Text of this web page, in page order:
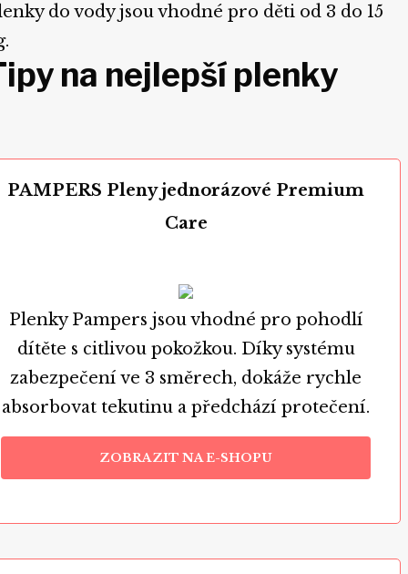
do vody jsou vhodné pro děti od 3 do 15
na nejlepší plenky
PAMPERS Pleny jednorázové Premium
Care
Plenky Pampers jsou vhodné pro pohodlí
dítěte s citlivou pokožkou. Díky systému
zabezpečení ve 3 směrech, dokáže rychle
absorbovat tekutinu a předchází protečení.
ZOBRAZIT NA E-SHOPU